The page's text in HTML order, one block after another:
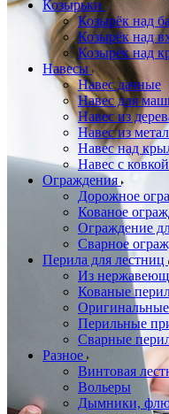
Козырьки
Козырёк над
Козырёк над
Козырёк над
Навесы
Навес дачные
Навес для
Навес из
Навес из
Навес над
Навес с ковкой
Ограждения
Дорожное
Кованое
Ограждение
Сварное
Перила для лестниц
Из
Кованые
Перильные
Сварные
Разное
Винтовая
Вольеры
Дымники,